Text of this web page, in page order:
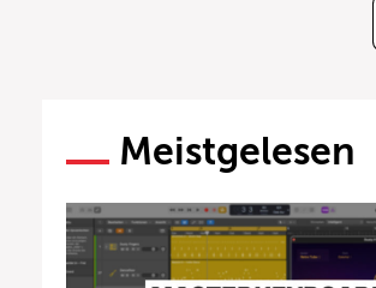
Meistgelesen